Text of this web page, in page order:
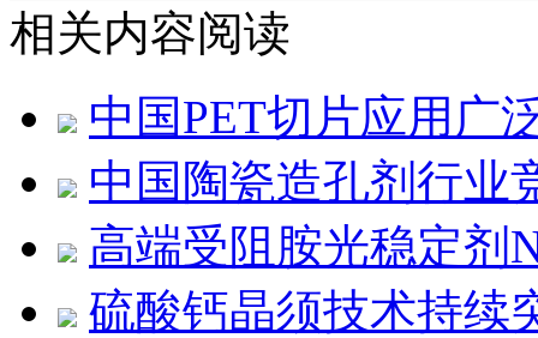
相关内容阅读
中国PET切片应用广
中国陶瓷造孔剂行业
高端受阻胺光稳定剂
硫酸钙晶须技术持续